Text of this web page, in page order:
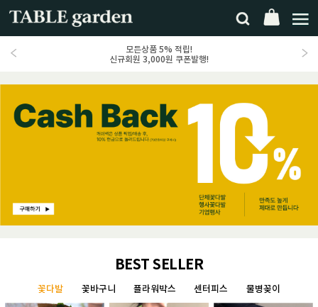
모든상품 5% 적립!
신규회원 3,000원 쿠폰발행!
BEST SELLER
꽃다발 꽃바구니 플라워박스 센터피스 물병꽂이